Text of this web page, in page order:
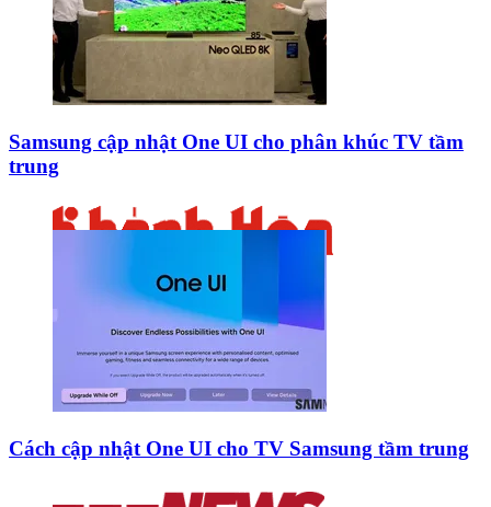
Samsung cập nhật One UI cho phân khúc TV tầm
trung
Cách cập nhật One UI cho TV Samsung tầm trung